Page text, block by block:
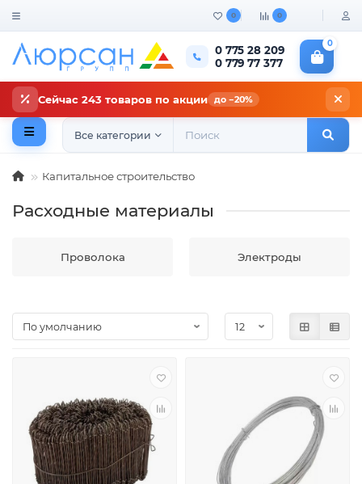
0 0
0 775 28 209
0 779 77 377
0
Сейчас 243 товаров по акции до −20%
Все категории
Капитальное строительство
Расходные материалы
Проволока Электроды